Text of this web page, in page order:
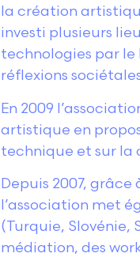
la création
investi plusieurs
technologies par le
réflexions
En 2009
artistique en
technique et sur
Depuis 2007,
l’association met
(Turquie,
médiation, des